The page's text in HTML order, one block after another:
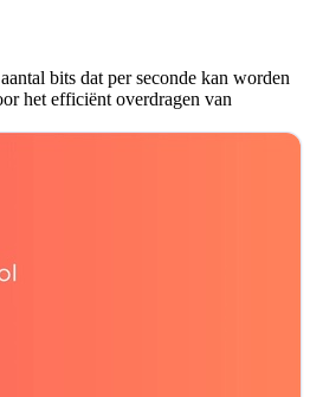
bits dat per seconde kan worden
het efficiënt overdragen van